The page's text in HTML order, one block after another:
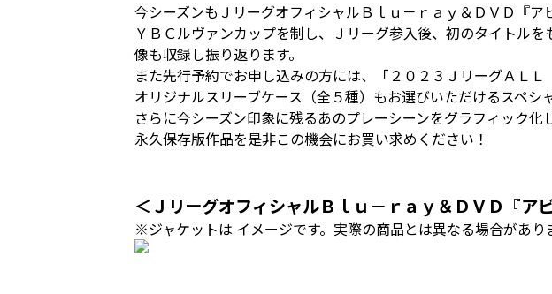
今シーズンもＪリーグオフィシャルＢｌｕ－ｒａｙ＆ＤＶＤ『
ＹＢＣルヴァンカップを制し、Ｊリーグ参入後、初のタイトル
像も収録し振り返ります。
また先行予約でお申し込みの方には、「２０２３ＪリーグＡＬ
オリジナルスリーブケース（全５種）もお選びいただけるスペシ
さらに今シーズン印象に残るあのプレーシーンをグラフィック化
永久保存版作品を是非この機会にお買い求めください！
＜ＪリーグオフィシャルＢｌｕ－ｒａｙ＆ＤＶＤ『ア
※ジャケットは イメージです。実際の商品とは異なる場合があり